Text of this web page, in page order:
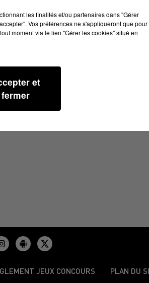
JEUX CONCOURS PLAN DU
les finalités et/ou partenaires dans "Gérer
Vos préférences ne s'appliqueront que pour
moment via le lien "Gérer les cookies" situé en
et
fermer